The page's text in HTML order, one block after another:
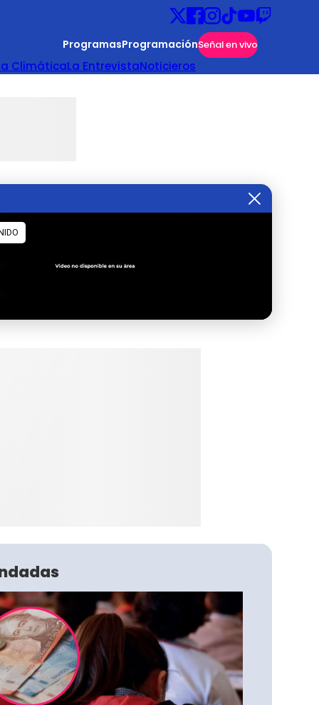
ProgramasProgramaciónSeñal en vivo
ClimáticaLa EntrevistaNoticieros